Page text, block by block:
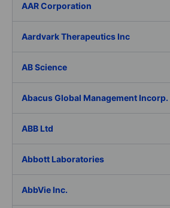
AAR Corporation
Aardvark Therapeutics Inc
AB Science
Abacus Global Management Incorp.
ABB Ltd
Abbott Laboratories
AbbVie Inc.